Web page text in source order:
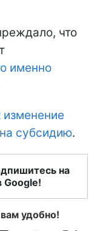
что
именно
изменение
субсидию.
на
Google!
удобно!